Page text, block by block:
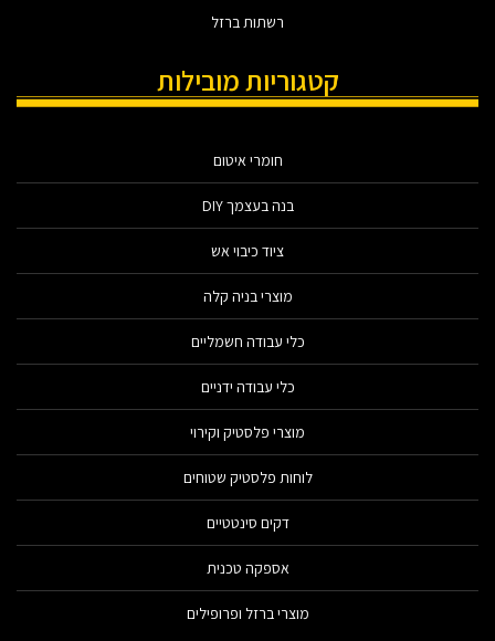
רשתות ברזל
קטגוריות מובילות
חומרי איטום
בנה בעצמך DIY
ציוד כיבוי אש
מוצרי בניה קלה
כלי עבודה חשמליים
כלי עבודה ידניים
מוצרי פלסטיק וקירוי
לוחות פלסטיק שטוחים
דקים סינטטיים
אספקה טכנית
מוצרי ברזל ופרופילים